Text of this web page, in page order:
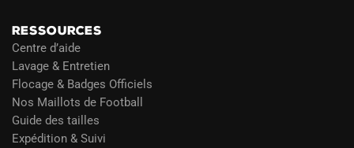
RESSOURCES
Centre d’aide
Lavage & Entretien
Flocage & Badges Officiels
Nos Maillots de Football
Guide des tailles
Expédition & Suivi